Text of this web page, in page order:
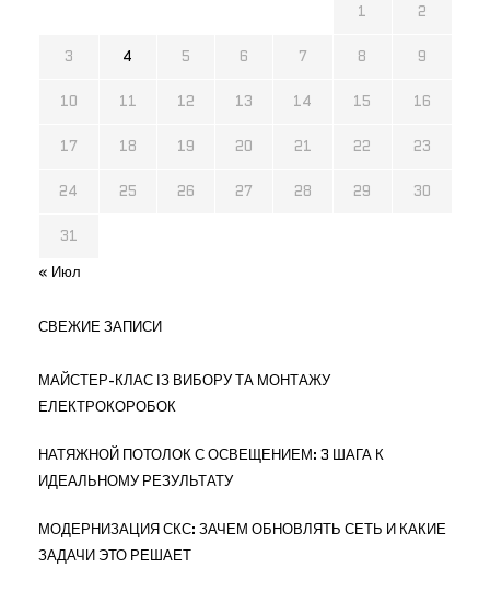
1 2
3 4 5 6 7 8 9
10 11 12 13 14 15 16
17 18 19 20 21 22 23
24 25 26 27 28 29 30
31
« Июл
СВЕЖИЕ ЗАПИСИ
МАЙСТЕР-КЛАС ІЗ ВИБОРУ ТА МОНТАЖУ
ЕЛЕКТРОКОРОБОК
НАТЯЖНОЙ ПОТОЛОК С ОСВЕЩЕНИЕМ: 3 ШАГА К
ИДЕАЛЬНОМУ РЕЗУЛЬТАТУ
МОДЕРНИЗАЦИЯ СКС: ЗАЧЕМ ОБНОВЛЯТЬ СЕТЬ И КАКИЕ
ЗАДАЧИ ЭТО РЕШАЕТ